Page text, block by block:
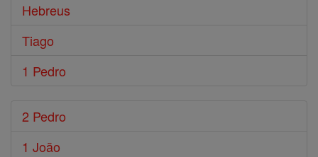
Hebreus
Tiago
1 Pedro
2 Pedro
1 João